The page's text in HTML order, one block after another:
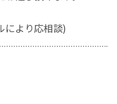
により応相談)